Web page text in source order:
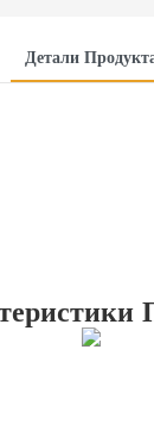
Детали